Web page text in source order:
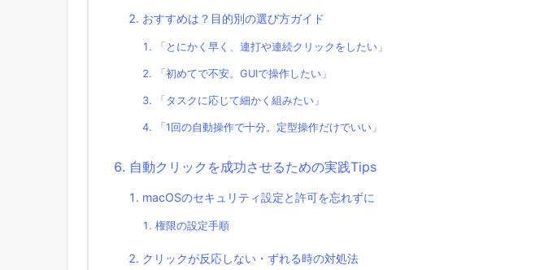
おすすめは？目的別の選び方ガイド
「とにかく早く、連打や連続クリックをしたい」
「初めてで不安。GUIで操作したい」
「タスクに応じて細かく組みたい」
「1回の自動操作で十分。定型操作だけでいい」
自動クリックを成功させるための実践Tips
macOSのセキュリティ設定と許可を忘れずに
権限の設定手順
クリックが反応しない・ずれる時の対処法